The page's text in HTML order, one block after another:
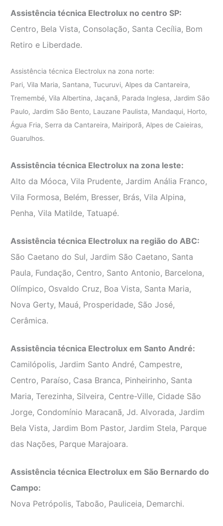
Assistência técnica Electrolux no centro SP:
Centro, Bela Vista, Consolação, Santa Cecília, Bom
Retiro e Liberdade.
Assistência técnica Electrolux na zona norte:
Pari, Vila Maria, Santana, Tucuruvi, Alpes da Cantareira,
Tremembé, Vila Albertina, Jaçanã, Parada Inglesa, Jardim São
Paulo, Jardim São Bento, Lauzane Paulista, Mandaqui, Horto,
Água Fria, Serra da Cantareira, Mairiporã, Alpes de Caieiras,
Guarulhos.
Assistência técnica Electrolux na zona leste:
Alto da Móoca, Vila Prudente, Jardim Anália Franco,
Vila Formosa, Belém, Bresser, Brás, Vila Alpina,
Penha, Vila Matilde, Tatuapé.
Assistência técnica Electrolux na região do ABC:
São Caetano do Sul, Jardim São Caetano, Santa
Paula, Fundação, Centro, Santo Antonio, Barcelona,
Olímpico, Osvaldo Cruz, Boa Vista, Santa Maria,
Nova Gerty, Mauá, Prosperidade, São José,
Cerâmica.
Assistência técnica Electrolux em Santo André:
Camilópolis, Jardim Santo André, Campestre,
Centro, Paraíso, Casa Branca, Pinheirinho, Santa
Maria, Terezinha, Silveira, Centre-Ville, Cidade São
Jorge, Condomínio Maracanã, Jd. Alvorada, Jardim
Bela Vista, Jardim Bom Pastor, Jardim Stela, Parque
das Nações, Parque Marajoara.
Assistência técnica Electrolux em São Bernardo do
Campo:
Nova Petrópolis, Taboão, Pauliceia, Demarchi.